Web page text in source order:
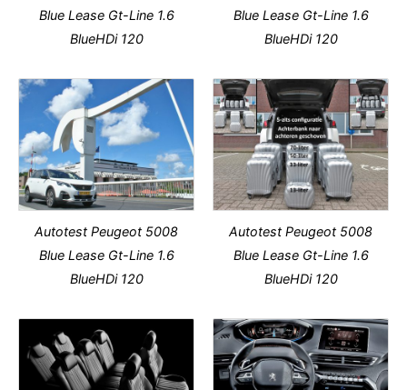
Blue Lease Gt-Line 1.6
BlueHDi 120
Blue Lease Gt-Line 1.6
BlueHDi 120
Autotest Peugeot 5008
Blue Lease Gt-Line 1.6
BlueHDi 120
Autotest Peugeot 5008
Blue Lease Gt-Line 1.6
BlueHDi 120